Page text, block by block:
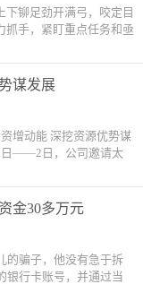
下铆足劲开满弓，咬定目
抓手，紧盯重点任务和亟
谋发展
增动能 深挖资源优势谋
日——2日，公司邀请太
金30多万元
的骗子，他没有急于拆
银行卡账号，并通过当